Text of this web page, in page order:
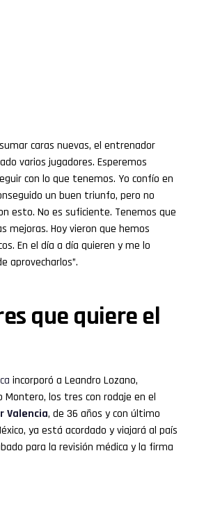
caras nuevas, el entrenador
varios jugadores. Esperemos
con lo que tenemos. Yo confío en
un buen triunfo, pero no
esto. No es suficiente. Tenemos que
mejoras. Hoy vieron que hemos
En el día a día quieren y me lo
aprovecharlos”.
que quiere el
incorporó a Leandro Lozano,
Montero, los tres con rodaje en el
Valencia, de 36 años y con último
ya está acordado y viajará al país
para la revisión médica y la firma